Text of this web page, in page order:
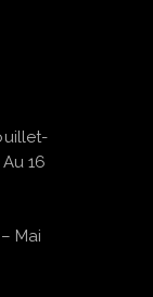
16
Mai